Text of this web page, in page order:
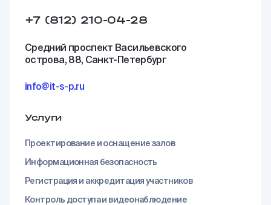
+7 (812) 210-04-28
Средний проспект Васильевского
острова, 88, Санкт-Петербург
info@it-s-p.ru
Услуги
Проектирование и оснащение залов
Информационная безопасность
Регистрация и аккредитация участников
Контроль доступа и видеонаблюдение